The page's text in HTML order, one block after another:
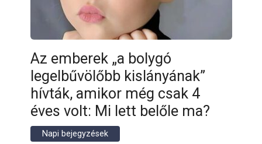
Az emberek „a bolygó
legelbűvölőbb kislányának”
hívták, amikor még csak 4
éves volt: Mi lett belőle ma?
Napi bejegyzések